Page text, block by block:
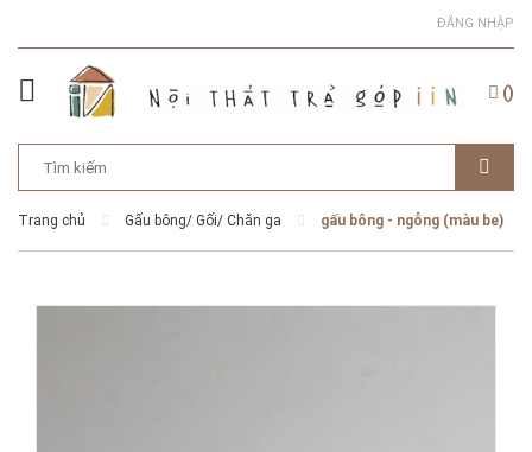
ĐĂNG NHẬP
()
Trang chủ Gấu bông/ Gối/ Chăn ga gấu bông - ngỗng (màu be)